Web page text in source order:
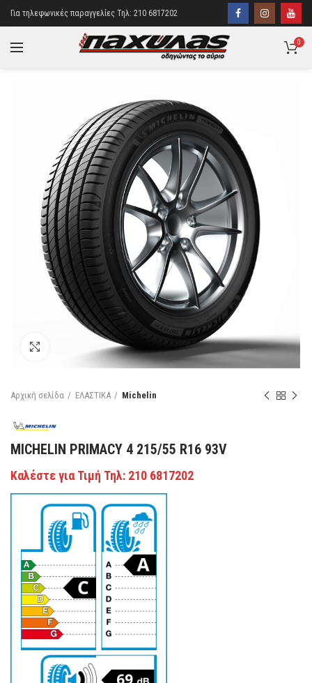
Για τηλεφωνικές παραγγελίες Τηλ: 210 6817202
0
Κάντε κλικ για μεγέθυνση
Αρχική σελίδα ΕΛΑΣΤΙΚΑ Michelin
MICHELIN PRIMACY 4 215/55 R16 93V
Καλέστε για Τιμή Τηλ: 210 6817202